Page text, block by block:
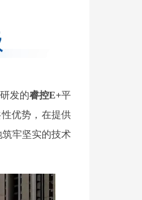
发的睿控E+平
性优势，在提供
牢坚实的技术